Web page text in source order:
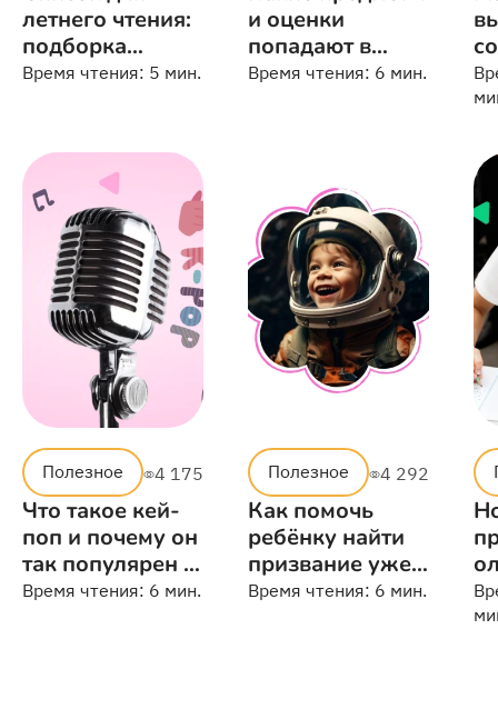
летнего чтения:
подборка
небанальных
Время чтения: 5 мин.
и оценки
попадают в
аттестат
Время чтения: 6 мин.
Полезное 4 175
Что такое кей-
поп и почему он
так популярен в
мире
Время чтения: 6 мин.
Полезное 4 292
Как помочь
ребёнку найти
призвание уже в
начальной
Время чтения: 6 мин.